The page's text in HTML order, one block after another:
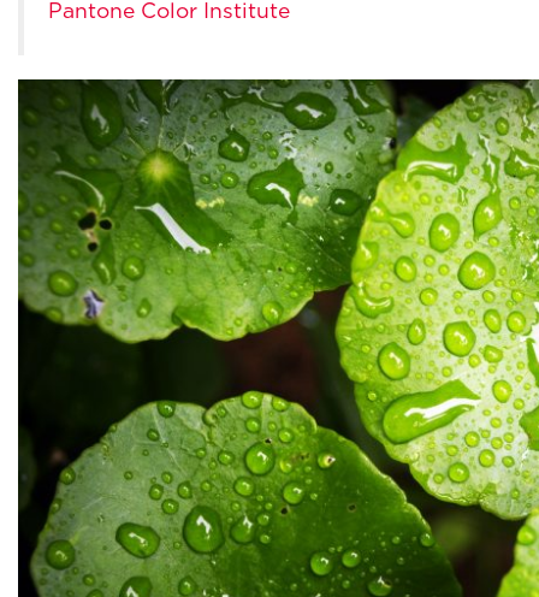
Pantone Color Institute